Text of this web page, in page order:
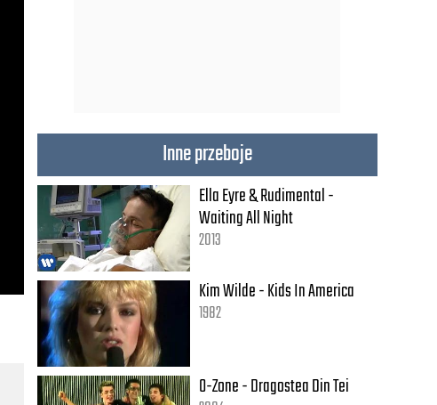
Inne przeboje
Ella Eyre & Rudimental -
Waiting All Night
2013
Kim Wilde - Kids In America
1982
O-Zone - Dragostea Din Tei